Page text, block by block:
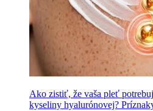
Ako zistiť, že vaša pleť
kyseliny hyalurónovej?